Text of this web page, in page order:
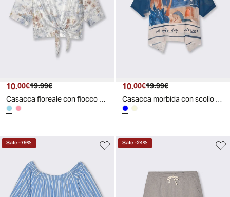
Prezzo attuale
10.00€ Prezzo originale
19.99€
Casacca floreale con fiocco all'orlo
Prezzo attuale
10.00€ Prezzo originale
19.99€
Casacca morbida con scollo rotondo - Blu
Sale-79% Sale-24%